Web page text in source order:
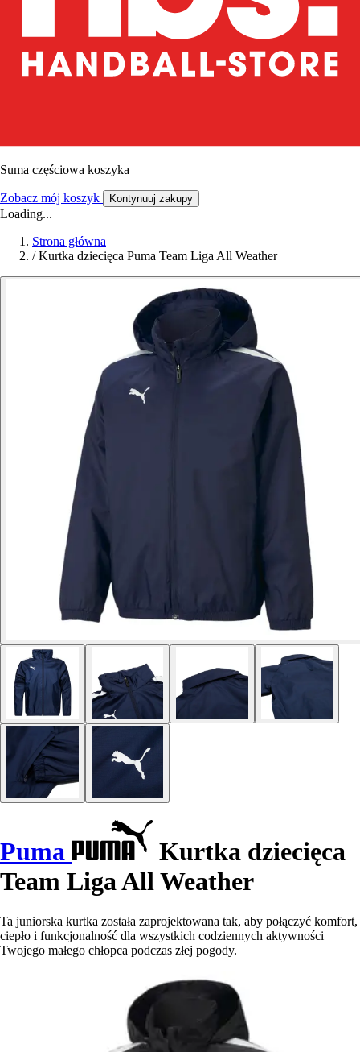
Suma częściowa koszyka
Zobacz mój koszyk Kontynuuj zakupy
Loading...
Strona główna
/ Kurtka dziecięca Puma Team Liga All Weather
Puma
Kurtka dziecięca
Team Liga All Weather
Ta juniorska kurtka została zaprojektowana tak, aby połączyć komfort,
ciepło i funkcjonalność dla wszystkich codziennych aktywności
Twojego małego chłopca podczas złej pogody.